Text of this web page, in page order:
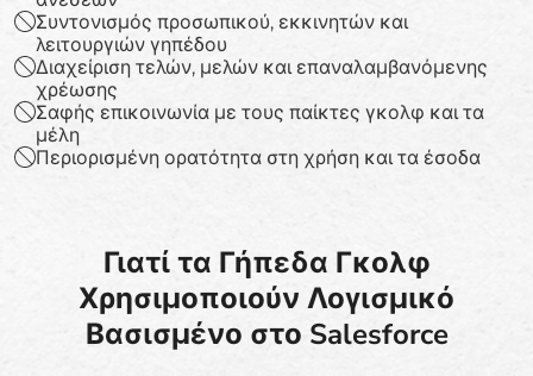
Συντονισμός προσωπικού, εκκινητών και
λειτουργιών γηπέδου
Διαχείριση τελών, μελών και επαναλαμβανόμενης
χρέωσης
Σαφής επικοινωνία με τους παίκτες γκολφ και τα
μέλη
Περιορισμένη ορατότητα στη χρήση και τα έσοδα
Γιατί τα Γήπεδα Γκολφ
Χρησιμοποιούν Λογισμικό
Βασισμένο στο Salesforce